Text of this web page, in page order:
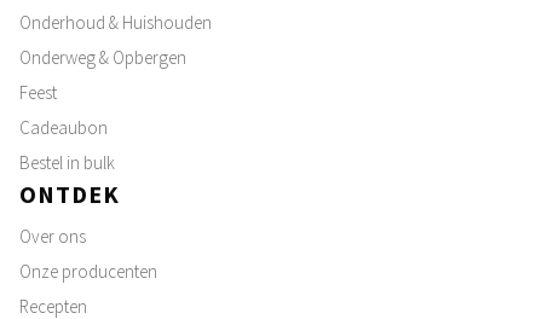
Onderhoud & Huishouden
Onderweg & Opbergen
Feest
Cadeaubon
Bestel in bulk
ONTDEK
Over ons
Onze producenten
Recepten